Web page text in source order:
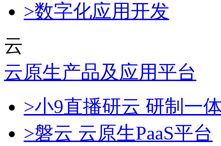
>数字化应用开发
云
云原生产品及应用平台
>小9直播研云 研制一
>磐云 云原生PaaS平台